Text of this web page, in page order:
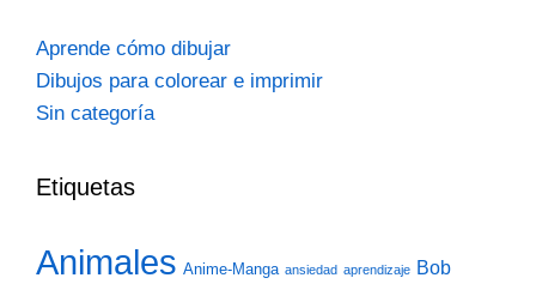
Aprende cómo dibujar
Dibujos para colorear e imprimir
Sin categoría
Etiquetas
Animales Anime-Manga ansiedad aprendizaje Bob